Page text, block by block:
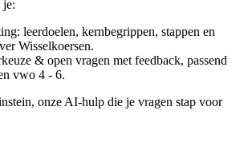
je:
leerdoelen, kernbegrippen, stappen en
Wisselkoersen.
& open vragen met feedback, passend
vwo 4 - 6.
onze AI-hulp die je vragen stap voor